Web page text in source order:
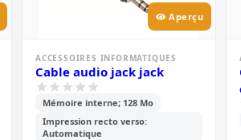
Aperçu
ACCESSOIRES INFORMATIQUES
Cable audio jack jack
Mémoire interne; 128 Mo
Impression recto verso:
Automatique